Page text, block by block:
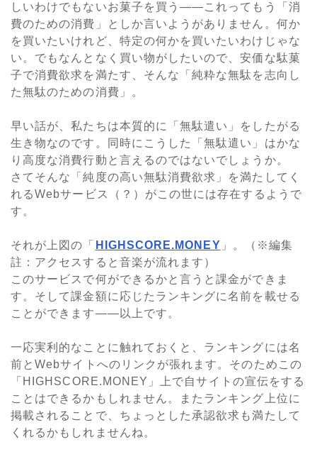
しいわけでもないお菓子を買う――これってもう「消
費のための消費」としか言いようがありません。何か
を買いたいけれど、特定の何かを買いたいわけじゃな
い。でもなんとなく買い物がしたいので、安価な駄菓
子で消費欲求を満たす、そんな「純粋な無駄を志向し
た無駄のための消費」。
早い話が、私たちは本質的に「無駄遣い」をしたがる
生き物なのです。同時にこうした「無駄遣い」はかな
り高度な消費行動と言えるのではないでしょうか。
さてそんな「純度の高い無駄消費欲求」を満たしてく
れるWebサービス（？）がこの世には存在するようで
す。
それが上図の「 HIGHSCORE.MONEY 」。（※編集
註：アクセスすると音楽が流れます）
このサービスで何ができるかと言うと課金ができま
す。そして課金額に応じたランキングに名前を載せる
ことができます――以上です。
一応実利的なことに触れておくと、ランキングには名
前とWebサイトへのリンクが張れます。そのためこの
「HIGHSCORE.MONEY」上で自サイトの宣伝をする
ことはできるかもしれません。またランキング上位に
掲載されることで、ちょっとした承認欲求も満たして
くれるかもしれませんね。